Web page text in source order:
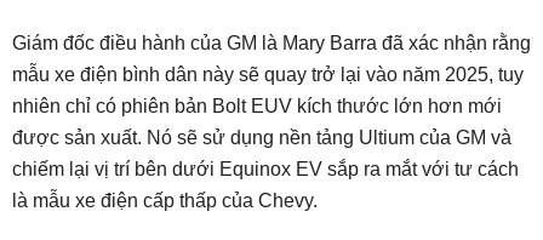
Giám đốc điều hành của GM là Mary Barra đã xác nhận rằng
mẫu xe điện bình dân này sẽ quay trở lại vào năm 2025, tuy
nhiên chỉ có phiên bản Bolt EUV kích thước lớn hơn mới
được sản xuất. Nó sẽ sử dụng nền tảng Ultium của GM và
chiếm lại vị trí bên dưới Equinox EV sắp ra mắt với tư cách
là mẫu xe điện cấp thấp của Chevy.